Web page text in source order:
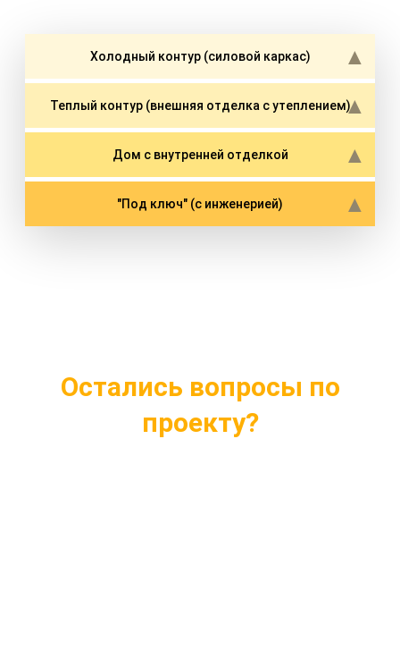
Холодный контур (силовой каркас)
Теплый контур (внешняя отделка с утеплением)
Дом с внутренней отделкой
"Под ключ" (с инженерией)
Остались вопросы по
проекту?